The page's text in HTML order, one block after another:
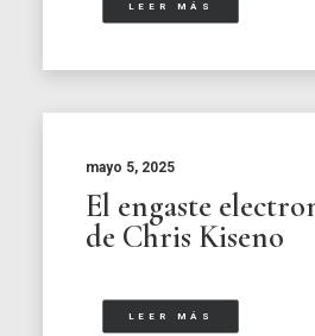
LEER MÁS
mayo 5, 2025
El engaste
de Chris Kiseno
LEER MÁS